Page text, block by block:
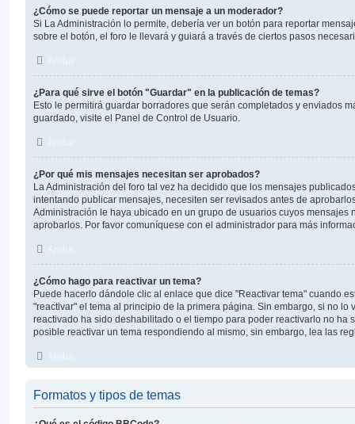
¿Cómo se puede reportar un mensaje a un moderador?
Si La Administración lo permite, debería ver un botón para reportar
sobre el botón, el foro le llevará y guiará a través de ciertos pasos
¿Para qué sirve el botón "Guardar" en la publicación de temas?
Esto le permitirá guardar borradores que serán completados y enviados
guardado, visite el Panel de Control de Usuario.
¿Por qué mis mensajes necesitan ser aprobados?
La Administración del foro tal vez ha decidido que los mensajes
intentando publicar mensajes, necesiten ser revisados antes de
Administración le haya ubicado en un grupo de usuarios cuyos mensajes
aprobarlos. Por favor comuníquese con el administrador para más
¿Cómo hago para reactivar un tema?
Puede hacerlo dándole clic al enlace que dice "Reactivar tema" cuando
"reactivar" el tema al principio de la primera página. Sin embargo, si no lo
reactivado ha sido deshabilitado o el tiempo para poder reactivarlo no ha
posible reactivar un tema respondiendo al mismo, sin embargo, lea las
Formatos y tipos de temas